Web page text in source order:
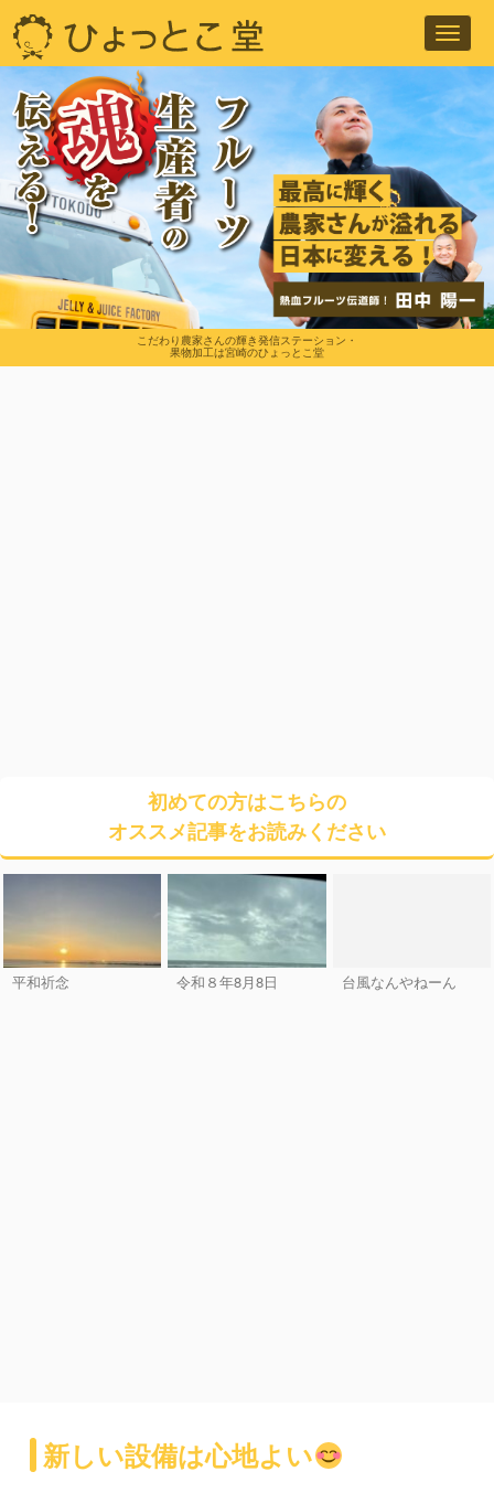
こだわり農家さんの輝き発信ステーション・
果物加工は宮崎のひょっとこ堂
初めての方はこちらの
オススメ記事をお読みください
平和祈念 令和８年8月8日 台風なんやねーん
新しい設備は心地よい